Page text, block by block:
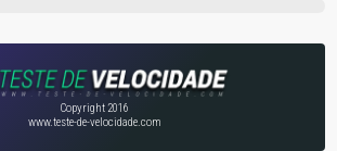
Copyright 2016
www.teste-de-velocidade.com